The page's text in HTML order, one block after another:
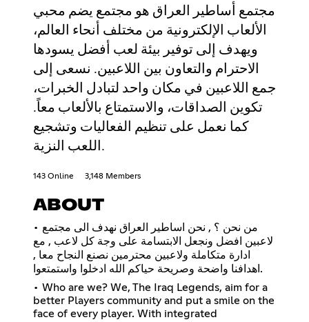
مجتمع أساطير العراق هو مجتمع يضم محبي
الألعاب الإلكترونية من مختلف أنحاء العالم،
ويهدف إلى توفير بيئة لعب أفضل يسودها
الاحترام والتعاون بين اللاعبين. نسعى إلى
جمع اللاعبين في مكان واحد لتبادل الخبرات،
تكوين الصداقات، والاستمتاع بالألعاب معاً.
كما نعمل على تنظيم الفعاليات وتشجيع
اللعب النزية.
143 Online 3,148 Members
ABOUT
• من نحن ؟ , نحن اساطير العراق نهدف الى مجتمع
لاعبين افضل ونجعل الابتسامة على وجة كل لاعب , مع
ادارة متكاملة ولاعبين محترمين نصنع النجاح معا ,
اهدافنا واضحة وصريحة حياكم الله ادخلوا واستمتعوا.
• Who are we? We, The Iraq Legends, aim for a
better Players community and put a smile on the
face of every player. With integrated